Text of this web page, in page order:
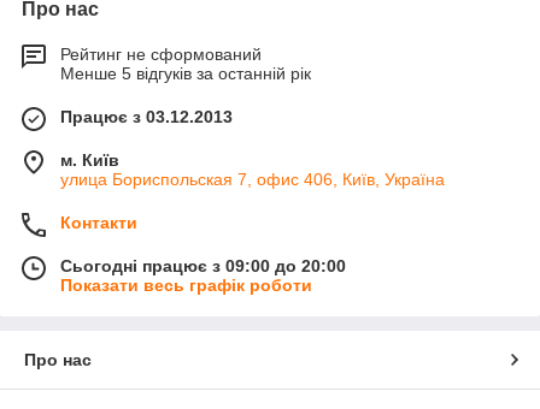
Про нас
Рейтинг не сформований
Менше 5 відгуків за останній рік
Працює з 03.12.2013
м. Київ
улица Бориспольская 7, офис 406, Київ, Україна
Контакти
Сьогодні працює з 09:00 до 20:00
Показати весь графік роботи
Про нас